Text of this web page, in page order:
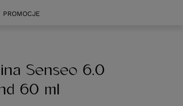
PROMOCJE
Senseo 6.0
60 ml